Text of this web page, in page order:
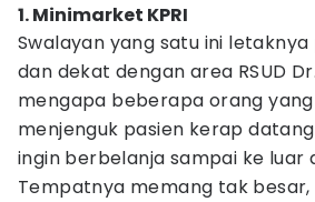
1. Minimarket KPRI
Swalayan yang satu ini
dan dekat dengan area RSUD
mengapa beberapa orang
menjenguk pasien kerap
ingin berbelanja sampai ke luar
Tempatnya memang tak